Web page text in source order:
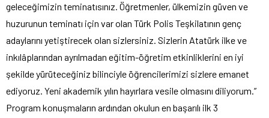
geleceğimizin teminatısınız. Öğretmenler, ülkemizin güven ve
huzurunun teminatı için var olan Türk Polis Teşkilatının genç
adaylarını yetiştirecek olan sizlersiniz. Sizlerin Atatürk ilke ve
inkılâplarından ayrılmadan eğitim-öğretim etkinliklerini en iyi
şekilde yürüteceğiniz bilinciyle öğrencilerimizi sizlere emanet
ediyoruz. Yeni akademik yılın hayırlara vesile olmasını diliyorum.”
Program konuşmaların ardından okulun en başarılı ilk 3